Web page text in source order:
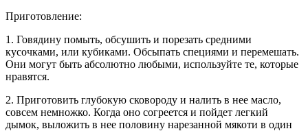
Приготовление:
1. Говядину помыть, обсушить и порезать средними
кусочками, или кубиками. Обсыпать специями и перемешать.
Они могут быть абсолютно любыми, используйте те, которые
нравятся.
2. Приготовить глубокую сковороду и налить в нее масло,
совсем немножко. Когда оно согреется и пойдет легкий
дымок, выложить в нее половину нарезанной мякоти в один